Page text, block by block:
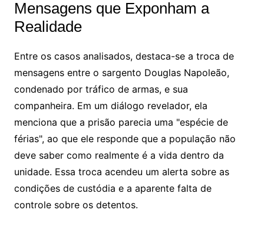
Mensagens que Exponham a
Realidade
Entre os casos analisados, destaca-se a troca de
mensagens entre o sargento Douglas Napoleão,
condenado por tráfico de armas, e sua
companheira. Em um diálogo revelador, ela
menciona que a prisão parecia uma "espécie de
férias", ao que ele responde que a população não
deve saber como realmente é a vida dentro da
unidade. Essa troca acendeu um alerta sobre as
condições de custódia e a aparente falta de
controle sobre os detentos.